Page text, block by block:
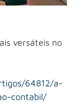
versáteis no
64812/a-
contabil/